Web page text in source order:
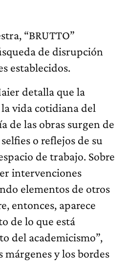
“BRUTTO”
de disrupción
establecidos.
detalla que la
vida cotidiana del
de las obras surgen de
o reflejos de su
de trabajo. Sobre
intervenciones
elementos de otros
entonces, aparece
de lo que está
del academicismo”,
márgenes y los bordes